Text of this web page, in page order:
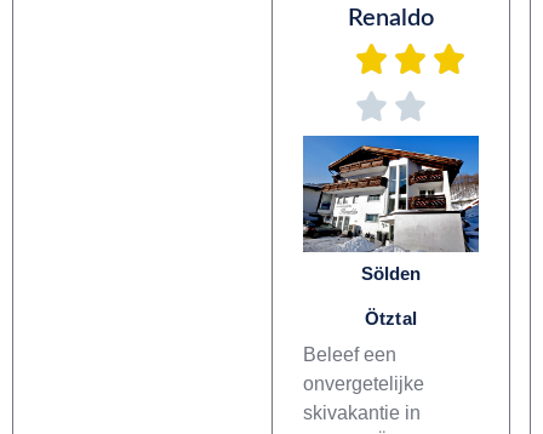
Renaldo
Sölden
Ötztal
Beleef een
onvergetelijke
skivakantie in